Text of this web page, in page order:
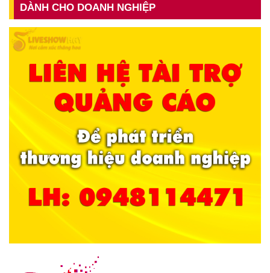
DÀNH CHO DOANH NGHIỆP